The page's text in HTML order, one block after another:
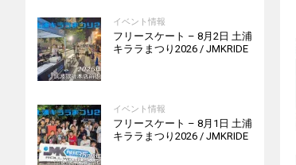
イベント情報
フリースケート – 8月2日 土浦
キララまつり2026 / JMKRIDE
イベント情報
フリースケート – 8月1日 土浦
キララまつり2026 / JMKRIDE